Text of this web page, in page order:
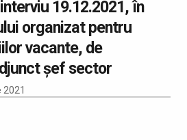
19.12.2021, în
organizat pentru
vacante, de
șef sector